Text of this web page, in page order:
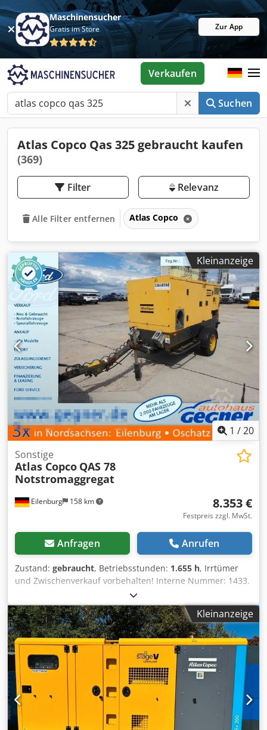
Maschinensucher
Gratis im Store Zur App
Suchen
Verkaufen
Atlas Copco Qas 325 gebraucht kaufen
(369)
Filter Relevanz
Alle Filter entfernen Atlas Copco
Kleinanzeige
1 /20
Eilenburg 158 km
Sonstige
Atlas Copco QAS 78
Notstromaggregat
8.353 €
Festpreis zzgl. MwSt.
Anfragen Anrufen
Zustand: gebraucht, Betriebsstunden: 1.655 h, Irrtümer
und Zwischenverkauf vorbehalten! Interne Nummer: 1433.
PERKINS-Motor Cedpfx Akjzp Avkokjha Das Fahrzeug ist
unaufbereitet! Bundesweite Anlieferung gegen Aufpreis
möglich. Irrtümer und Zwischenverkauf vorbehalten.
Gerne nehmen wir Ihr Fahrzeug in Zahlung. Finanzierung /
Leasing auch ohne Anzahlung möglich! Sie haben noch
Fragen? Wir beraten Sie gern!
Kleinanzeige